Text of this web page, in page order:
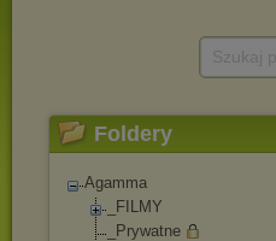
Foldery
Agamma
_FILMY
_Prywatne